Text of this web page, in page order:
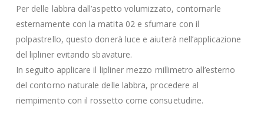
Per delle labbra dall’aspetto volumizzato, contornarle
esternamente con la matita 02 e sfumare con il
polpastrello, questo donerà luce e aiuterà nell’applicazione
del lipliner evitando sbavature.
In seguito applicare il lipliner mezzo millimetro all’esterno
del contorno naturale delle labbra, procedere al
riempimento con il rossetto come consuetudine.